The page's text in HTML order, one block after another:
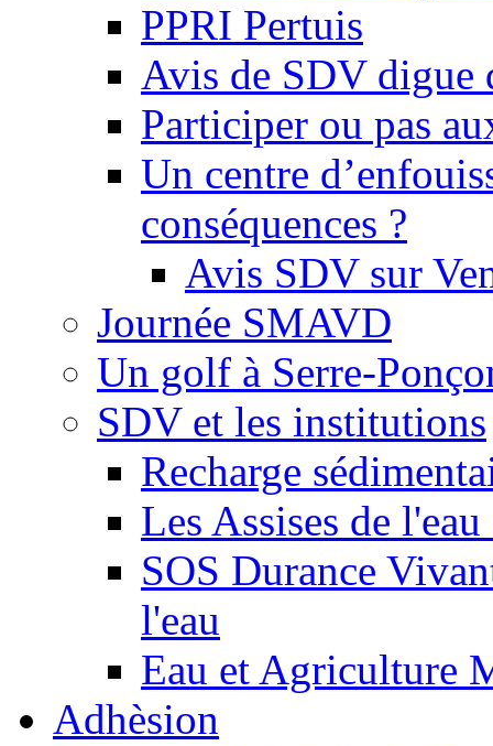
PPRI Pertuis
Avis de SDV digue
Participer ou pas
Un centre
conséquences ?
Avis SDV sur
Journée SMAVD
Un golf à Serre-
SDV et les institutions
Recharge
Les Assises de
SOS Durance
l'eau
Eau et Agriculture
Adhèsion